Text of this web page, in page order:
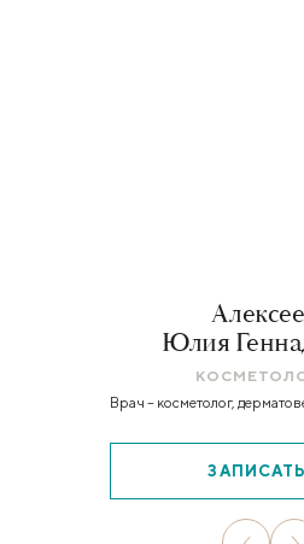
Юлия
Врач – косметолог,